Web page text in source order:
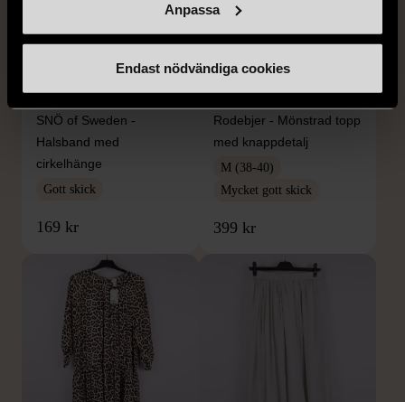
Anpassa
Endast nödvändiga cookies
1/5
SNÖ of Sweden -
Halsband med
cirkelhänge
Gott skick
169 kr
1/5
Rodebjer - Mönstrad topp
med knappdetalj
M (38-40)
Mycket gott skick
399 kr